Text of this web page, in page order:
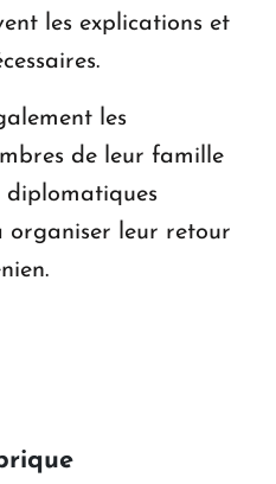
les explications et
les
de leur famille
diplomatiques
organiser leur retour